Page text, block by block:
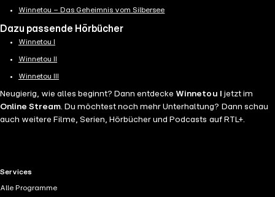
Winnetou – Das Geheimnis vom Silbersee
Dazu passende Hörbücher
Winnetou I
Winnetou II
Winnetou III
Neugierig, wie alles beginnt? Dann entdecke Winnetou I
jetzt im
Online Stream. Du möchtest noch mehr Unterhaltung? Dann schau
auch weitere Filme, Serien, Hörbücher und Podcasts auf RTL+.
RTL+ useful links.
Services
Alle Programme